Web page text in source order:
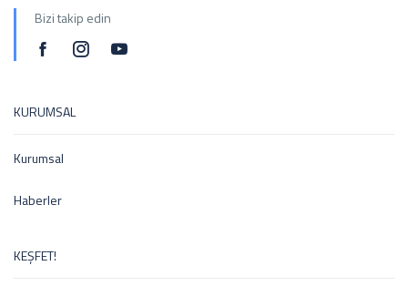
Bizi takip edin
KURUMSAL
Kurumsal
Haberler
KEŞFET!